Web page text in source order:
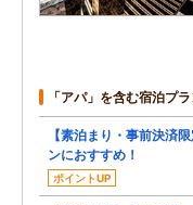
「アパ」を含む宿泊プ
【素泊まり・事前決済
ンにおすすめ！
ポイントUP